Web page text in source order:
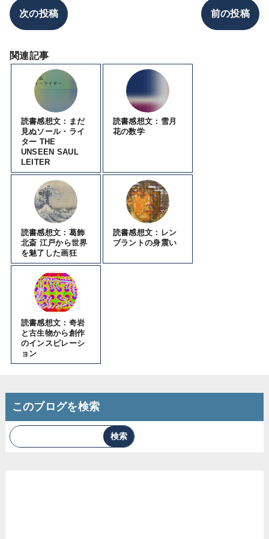
次の投稿 前の投稿
関連記事
読書感想文：まだ
見ぬソール・ライ
ター THE
UNSEEN SAUL
LEITER
読書感想文：雪月
花の数学
読書感想文：葛飾
北斎 江戸から世界
を魅了した画狂
読書感想文：レン
ブラントの身震い
読書感想文：奇岩
と古生物から創作
のインスピレーシ
ョン
このブログを検索